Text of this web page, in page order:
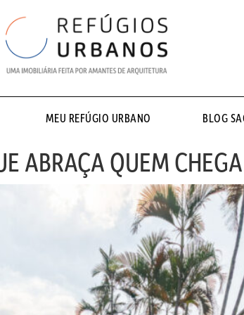
MEU REFÚGIO URBANO BLOG
ABRAÇA QUEM CHEGA